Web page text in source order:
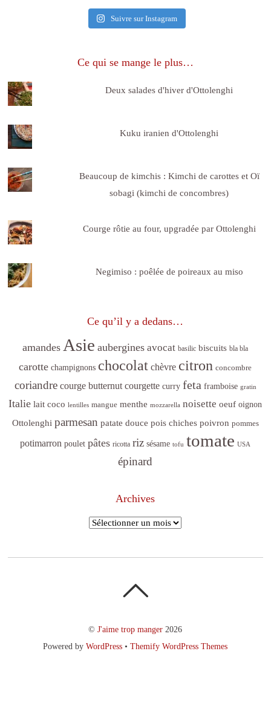
Suivre sur Instagram
Ce qui se mange le plus…
Deux salades d'hiver d'Ottolenghi
Kuku iranien d'Ottolenghi
Beaucoup de kimchis : Kimchi de carottes et Oï
sobagi (kimchi de concombres)
Courge rôtie au four, upgradée par Ottolenghi
Negimiso : poêlée de poireaux au miso
Ce qu’il y a dedans…
amandes Asie aubergines avocat basilic biscuits bla bla
carotte champignons chocolat chèvre citron concombre
coriandre courge butternut courgette curry feta framboise gratin
Italie lait coco lentilles mangue menthe mozzarella noisette oeuf oignon
Ottolenghi parmesan patate douce pois chiches poivron pommes
potimarron poulet pâtes ricotta riz sésame tofu tomate USA
épinard
Archives
Archives
©J'aime trop manger 2026
Powered byWordPress •Themify WordPress Themes